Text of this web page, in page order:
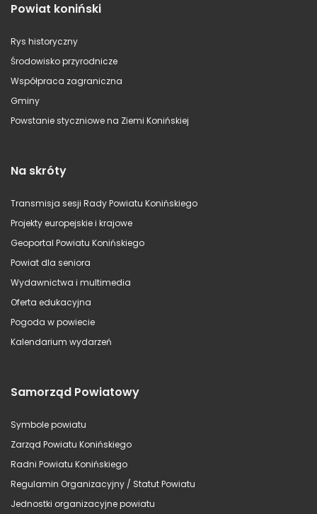
Powiat koniński
Rys historyczny
Środowisko przyrodnicze
Współpraca zagraniczna
Gminy
Powstanie styczniowe na Ziemi Konińskiej
Na skróty
Transmisja sesji Rady Powiatu Konińskiego
Projekty europejskie i krajowe
Geoportal Powiatu Konińskiego
Powiat dla seniora
Wydawnictwa i multimedia
Oferta edukacyjna
Pogoda w powiecie
Kalendarium wydarzeń
Samorząd Powiatowy
Symbole powiatu
Zarząd Powiatu Konińskiego
Radni Powiatu Konińskiego
Regulamin Organizacyjny / Statut Powiatu
Jednostki organizacyjne powiatu